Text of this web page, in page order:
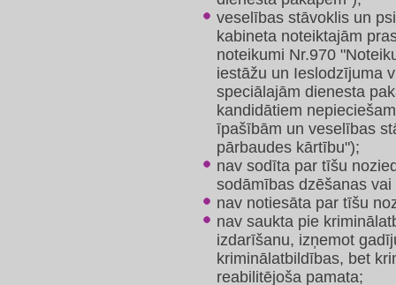
veselības stāvoklis un
kabineta noteiktajām
noteikumi Nr.970
iestāžu un Ieslodzījuma
speciālajām dienesta
kandidātiem
īpašībām un veselības
pārbaudes kārtību");
nav sodīta par tīšu
sodāmības dzēšanas
nav notiesāta par tīšu
nav saukta pie
izdarīšanu, izņemot
kriminālatbildības, bet
reabilitējoša pamata;